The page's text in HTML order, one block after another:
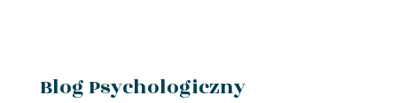
Blog Psychologiczny